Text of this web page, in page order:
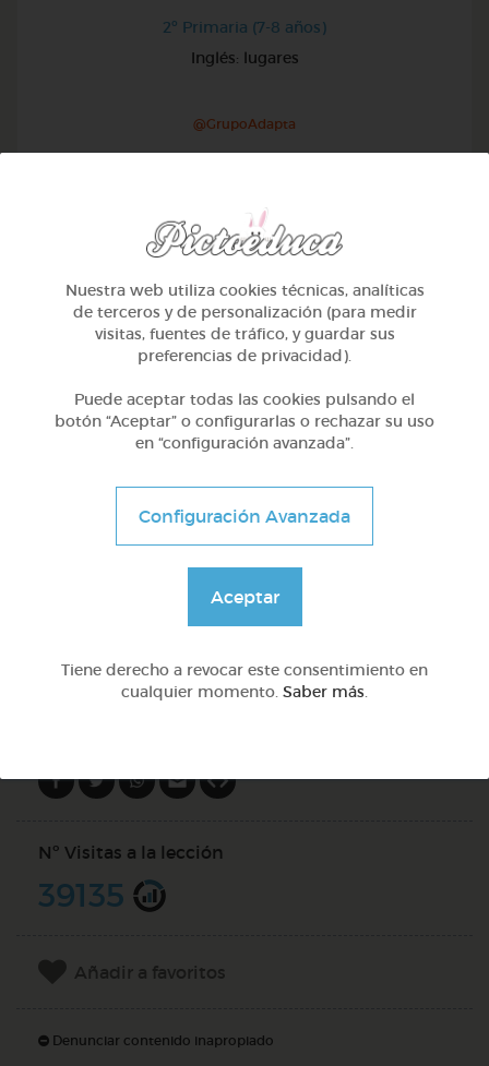
2º Primaria (7-8 años)
Inglés: lugares
@GrupoAdapta
2º Primaria (7-8 años)
Inglés: ropa
DOCS (4)
Nº Visitas a la lección
39135
Añadir a favoritos
Denunciar contenido inapropiado
Nuestra web utiliza cookies técnicas, analíticas
de terceros y de personalización (para medir
visitas, fuentes de tráfico, y guardar sus
preferencias de privacidad).
Puede aceptar todas las cookies pulsando el
botón “Aceptar” o configurarlas o rechazar su uso
en “configuración avanzada”.
Configuración Avanzada
Aceptar
Tiene derecho a revocar este consentimiento en
cualquier momento. Saber más.